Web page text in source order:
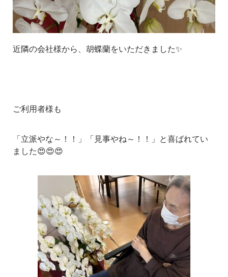
近隣の会社様から、胡蝶蘭をいただきました✨
ご利用者様も
「立派やな～！！」「見事やね～！！」と喜ばれてい
ました😍😍😍